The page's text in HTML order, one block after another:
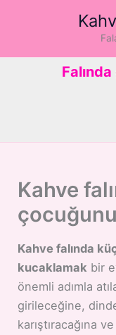
Kahve
Kahve falında
kucaklamak bir
önemli adımla
girileceğine,
karıştıracağına